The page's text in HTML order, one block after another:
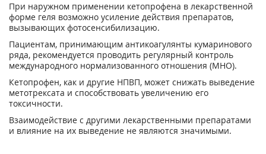
При наружном применении кетопрофена в лекарственной
форме геля возможно усиление действия препаратов,
вызывающих фотосенсибилизацию.
Пациентам, принимающим антикоагулянты кумаринового
ряда, рекомендуется проводить регулярный контроль
международного нормализованного отношения (МНО).
Кетопрофен, как и другие НПВП, может снижать выведение
метотрексата и способствовать увеличению его
токсичности.
Взаимодействие с другими лекарственными препаратами
и влияние на их выведение не являются значимыми.